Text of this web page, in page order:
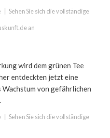
Sehen Sie sich die vollständige
an
wird dem grünen Tee
entdeckten jetzt eine
Wachstum von gefährlichen
Sehen Sie sich die vollständige